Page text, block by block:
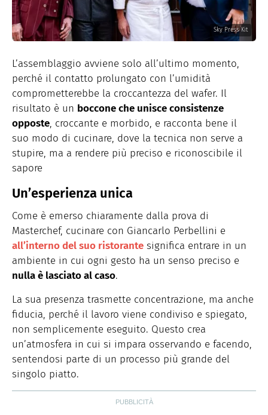
Sky Press Kit
L’assemblaggio avviene solo all’ultimo momento,
perché il contatto prolungato con l’umidità
comprometterebbe la croccantezza del wafer. Il
risultato è un boccone che unisce consistenze
opposte, croccante e morbido, e racconta bene il
suo modo di cucinare, dove la tecnica non serve a
stupire, ma a rendere più preciso e riconoscibile il
sapore
Un’esperienza unica
Come è emerso chiaramente dalla prova di
Masterchef, cucinare con Giancarlo Perbellini e
all’interno del suo ristorante significa entrare in un
ambiente in cui ogni gesto ha un senso preciso e
nulla è lasciato al caso.
La sua presenza trasmette concentrazione, ma anche
fiducia, perché il lavoro viene condiviso e spiegato,
non semplicemente eseguito. Questo crea
un’atmosfera in cui si impara osservando e facendo,
sentendosi parte di un processo più grande del
singolo piatto.